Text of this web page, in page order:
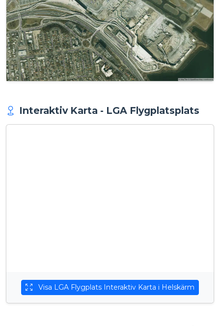
Interaktiv Karta - LGA Flygplatsplats
Visa LGA Flygplats Interaktiv Karta i Helskärm